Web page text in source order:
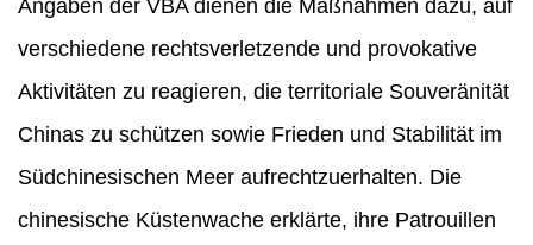
Angaben der VBA dienen die Maßnahmen dazu, auf
verschiedene rechtsverletzende und provokative
Aktivitäten zu reagieren, die territoriale Souveränität
Chinas zu schützen sowie Frieden und Stabilität im
Südchinesischen Meer aufrechtzuerhalten. Die
chinesische Küstenwache erklärte, ihre Patrouillen